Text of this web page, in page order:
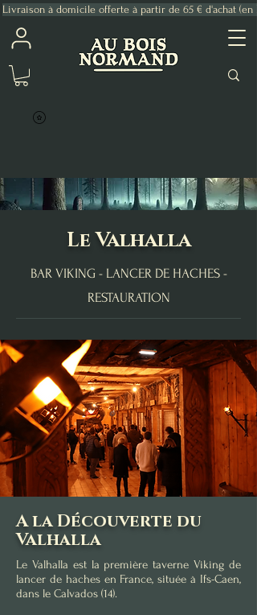
Livraison à domicile offerte à partir de 65 € d'achat (en
Le Valhalla
BAR VIKING - LANCER DE HACHES -
RESTAURATION
A la Découverte du
Valhalla
Le Valhalla est la première taverne Viking de
lancer de haches en France, située à Ifs-Caen,
dans le Calvados (14).